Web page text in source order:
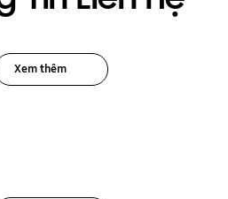
Xem thêm